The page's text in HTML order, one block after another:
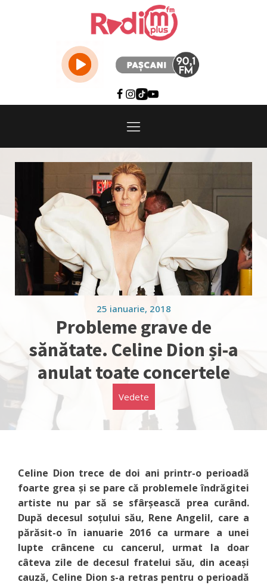
25 ianuarie, 2018
Probleme grave de
sănătate. Celine Dion și-a
anulat toate concertele
Vedete
Celine Dion trece de doi ani printr-o perioadă
foarte grea și se pare că problemele îndrăgitei
artiste nu par să se sfârșească prea curând.
După decesul soțului său, Rene Angelil, care a
părăsit-o în ianuarie 2016 ca urmare a unei
lupte crâncene cu cancerul, urmat la doar
câteva zile de decesul fratelui său, din aceași
cauză, Celine Dion s-a retras pentru o perioadă